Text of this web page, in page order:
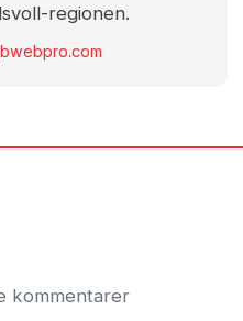
regionen.
kommentarer